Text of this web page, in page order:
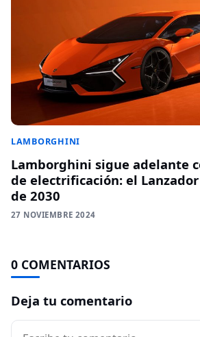
LAMBORGHINI
Lamborghini sigue adelante
de electrificación: el
de 2030
27 NOVIEMBRE 2024
0 COMENTARIOS
Deja tu comentario
Comentario